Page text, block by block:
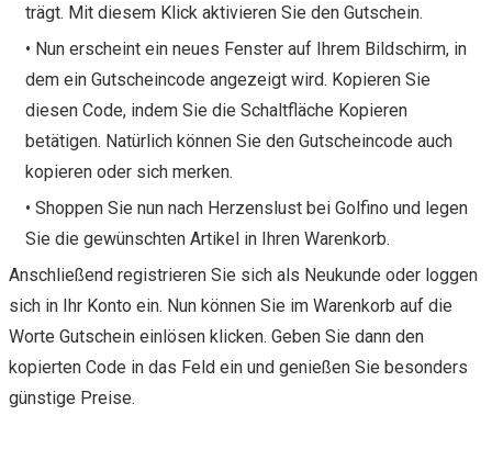
trägt. Mit diesem Klick aktivieren Sie den Gutschein.
• Nun erscheint ein neues Fenster auf Ihrem Bildschirm, in
dem ein Gutscheincode angezeigt wird. Kopieren Sie
diesen Code, indem Sie die Schaltfläche Kopieren
betätigen. Natürlich können Sie den Gutscheincode auch
kopieren oder sich merken.
• Shoppen Sie nun nach Herzenslust bei Golfino und legen
Sie die gewünschten Artikel in Ihren Warenkorb.
Anschließend registrieren Sie sich als Neukunde oder loggen
sich in Ihr Konto ein. Nun können Sie im Warenkorb auf die
Worte Gutschein einlösen klicken. Geben Sie dann den
kopierten Code in das Feld ein und genießen Sie besonders
günstige Preise.